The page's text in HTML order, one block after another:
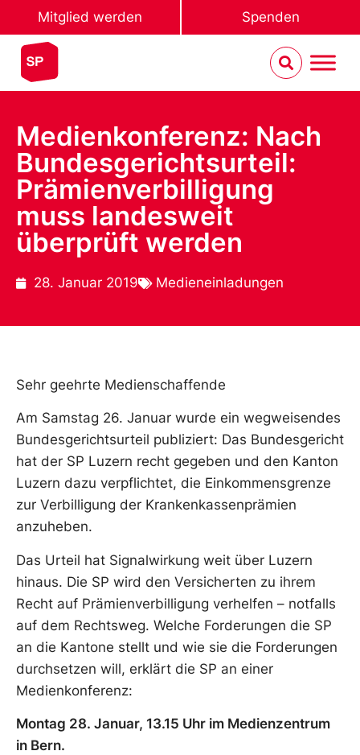
Mitglied werden Spenden
Medienkonferenz: Nach
Bundesgerichtsurteil:
Prämienverbilligung
muss landesweit
überprüft werden
28. Januar 2019 Medieneinladungen
Sehr geehrte Medienschaffende
Am Samstag 26. Januar wurde ein wegweisendes
Bundesgerichtsurteil publiziert: Das Bundesgericht
hat der SP Luzern recht gegeben und den Kanton
Luzern dazu verpflichtet, die Einkommensgrenze
zur Verbilligung der Krankenkassenprämien
anzuheben.
Das Urteil hat Signalwirkung weit über Luzern
hinaus. Die SP wird den Versicherten zu ihrem
Recht auf Prämienverbilligung verhelfen – notfalls
auf dem Rechtsweg. Welche Forderungen die SP
an die Kantone stellt und wie sie die Forderungen
durchsetzen will, erklärt die SP an einer
Medienkonferenz:
Montag 28. Januar, 13.15 Uhr im Medienzentrum
in Bern.